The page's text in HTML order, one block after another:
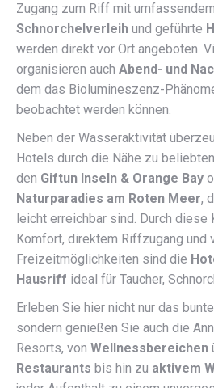
Zugang zum Riff mit
Schnorchelverleih und geführte
werden direkt vor Ort angeboten.
organisieren auch Abend- und
dem das Biolumineszenz-
beobachtet werden können.
Neben der Wasseraktivität
Hotels durch die Nähe zu
den Giftun Inseln & Orange Bay
Naturparadies am Roten Meer,
leicht erreichbar sind. Durch diese
Komfort, direktem Riffzugang und
Freizeitmöglichkeiten sind die
Hausriff ideal für Taucher,
Erleben Sie hier nicht nur das
sondern genießen Sie auch die
Resorts, von Wellnessbereichen
Restaurants bis hin zu aktivem